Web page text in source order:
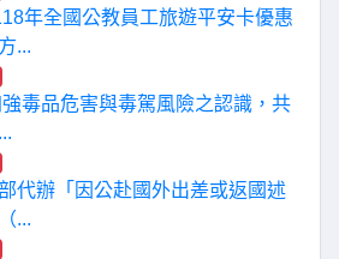
年全國公教員工旅遊平安卡優惠
...
毒品危害與毒駕風險之認識，共
代辦「因公赴國外出差或返國述
...